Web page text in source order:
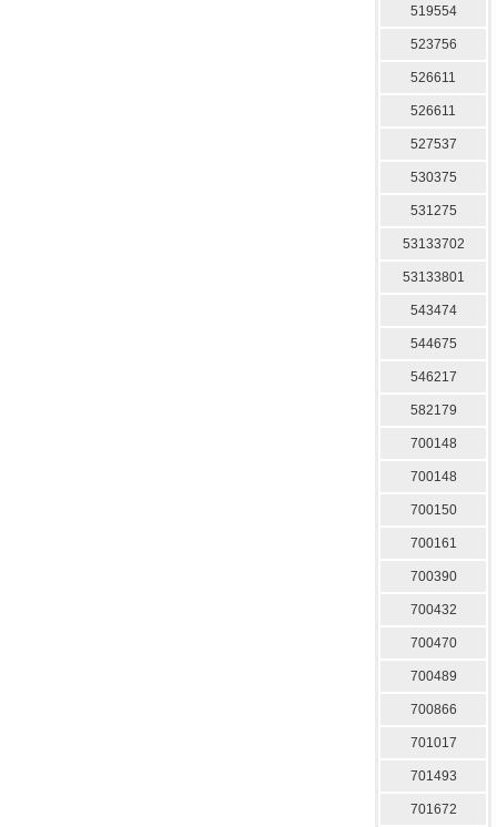
519554
523756
526611
526611
527537
530375
531275
53133702
53133801
543474
544675
546217
582179
700148
700148
700150
700161
700390
700432
700470
700489
700866
701017
701493
701672